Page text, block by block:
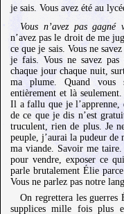
je sais. Vous avez été au
Vous n’avez pas
n’avez pas le droit de me
ce que je sais. Vous ne
je fais. Vous ne savez
chaque jour chaque nuit,
ma plume. Quand vous
entièrement et là
Il a fallu que je l’apprenne,
de ce que je dis n’est
truculent, rien de plus. Je
peuple, j’aurai la pudeur de
ma viande. Savoir me
pour vendre, exposer ce
parle brutalement Élie
Vous ne parlez pas notre
On regrettera les
supplices mille fois plus